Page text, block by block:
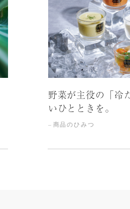
野菜が主役の「冷
いひとときを。
商品のひみつ